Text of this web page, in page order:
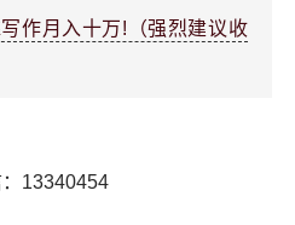
作月入十万!（强烈建议收
13340454